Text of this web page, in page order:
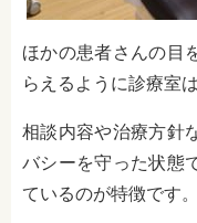
ほかの患者さんの目
らえるように診療室
相談内容や治療方針
バシーを守った状態
ているのが特徴です。